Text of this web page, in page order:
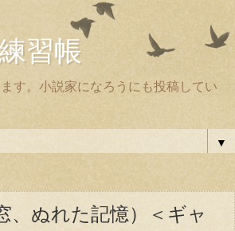
習帳
す。小説家になろうにも投稿してい
▼
、ぬれた記憶）＜ギャ